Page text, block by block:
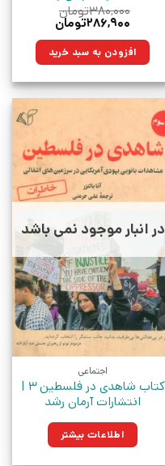
۳۸۰,۰۰۰تومان
قیمت
۳۸۰,۰۰۰تومان
بود.
۲۸۶,۹۰۰تومان
۲۸۶,۹۰۰تومان.افزودن به سبد خرید
در انبار موجود نمی باشد
اجتماعی
کتاب شاهدی در فلسطین 3 |
انتشارات آرمان رشد
اطلاعات بیشتر